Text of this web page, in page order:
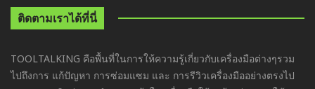
ติดตามเราได้ที่นี่
TOOLTALKING คือพื้นที่ในการให้ความรู้เกี่ยวกับเครื่องมือต่างๆรวม
ไปถึงการ แก้ปัญหา การซ่อมแซม และ การรีวิวเครื่องมืออย่างตรงไป